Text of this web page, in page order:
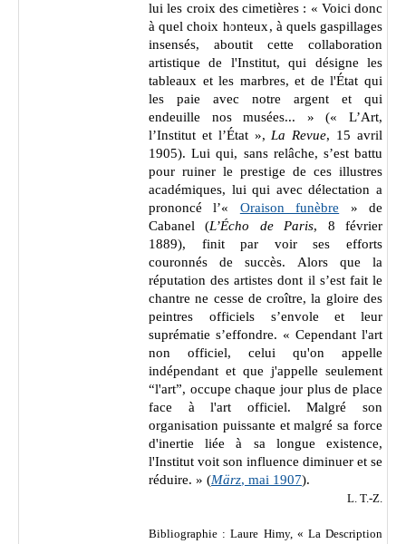
lui les croix des cimetières : « Voici donc
à quel choix honteux, à quels gaspillages
insensés, aboutit cette collaboration
artistique de l'Institut, qui désigne les
tableaux et les marbres, et de l'État qui
les paie avec notre argent et qui
endeuille nos musées... » (« L’Art,
l’Institut et l’État »,La Revue, 15 avril
1905). Lui qui, sans relâche, s’est battu
pour ruiner le prestige de ces illustres
académiques, lui qui avec délectation a
prononcé l’« Oraison funèbre » de
Cabanel (L’Écho de Paris, 8 février
1889), finit par voir ses efforts
couronnés de succès. Alors que la
réputation des artistes dont il s’est fait le
chantre ne cesse de croître, la gloire des
peintres officiels s’envole et leur
suprématie s’effondre. « Cependant l'art
non officiel, celui qu'on appelle
indépendant et que j'appelle seulement
“l'art”, occupe chaque jour plus de place
face à l'art officiel. Malgré son
organisation puissante et malgré sa force
d'inertie liée à sa longue existence,
l'Institut voit son influence diminuer et se
réduire. » (März, mai 1907).
L. T.-Z.
Bibliographie :Laure Himy, « La Description